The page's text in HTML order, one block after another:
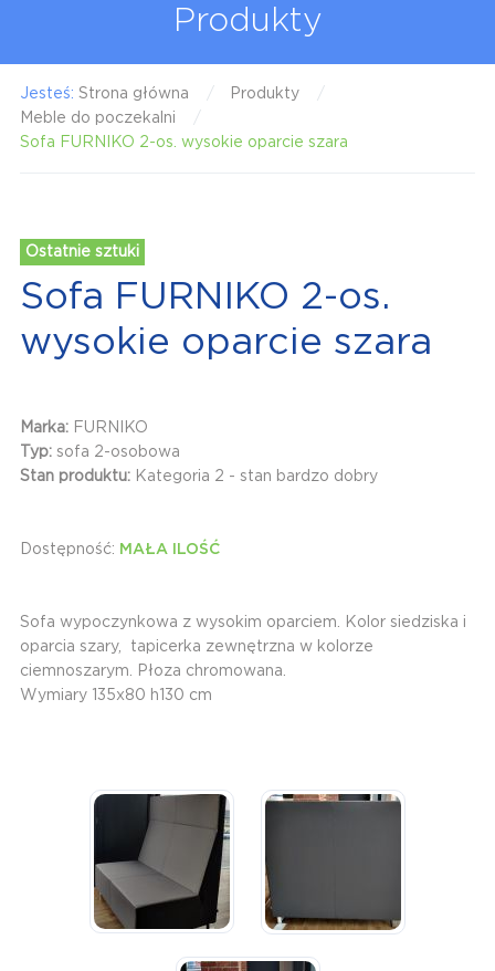
Produkty
Jesteś: Strona główna
Produkty
Meble do poczekalni
Sofa FURNIKO 2-os. wysokie oparcie szara
Ostatnie sztuki
Sofa FURNIKO 2-os.
wysokie oparcie szara
Marka: FURNIKO
Typ: sofa 2-osobowa
Stan produktu: Kategoria 2 - stan bardzo dobry
Dostępność: MAŁA ILOŚĆ
Sofa wypoczynkowa z wysokim oparciem. Kolor siedziska i
oparcia szary, tapicerka zewnętrzna w kolorze
ciemnoszarym. Płoza chromowana.
Wymiary 135x80 h130 cm